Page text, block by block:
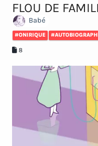
FLOU DE
Babé
#ONIRIQUE
8